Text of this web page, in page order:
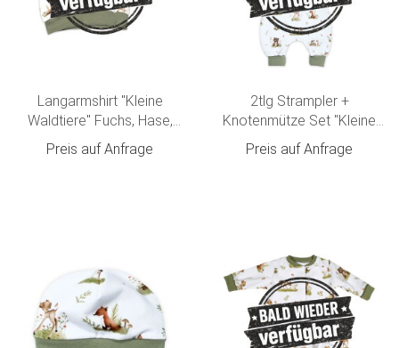
Langarmshirt "Kleine
Waldtiere" Fuchs, Hase,
Reh & Bär creme-olivgrün
Preis auf Anfrage
2tlg Strampler +
Knotenmütze Set "Kleine
Waldtiere" Hase, Reh, Bär
creme-olivgrün
Preis auf Anfrage